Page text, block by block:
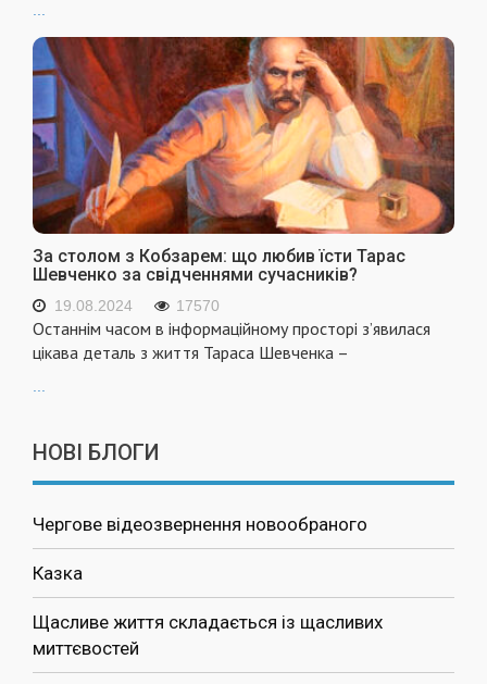
...
За столом з Кобзарем: що любив їсти Тарас
Шевченко за свідченнями сучасників?
19.08.2024 17570
Останнім часом в інформаційному просторі з’явилася
цікава деталь з життя Тараса Шевченка –
НОВІ БЛОГИ
Чергове відеозвернення новообраного
Казка
Щасливе життя складається із щасливих
миттєвостей